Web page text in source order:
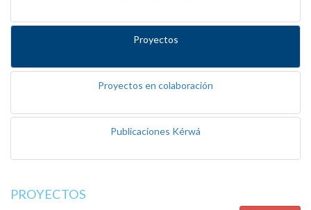
Proyectos
Proyectos en colaboración
Publicaciones Kérwá
PROYECTOS